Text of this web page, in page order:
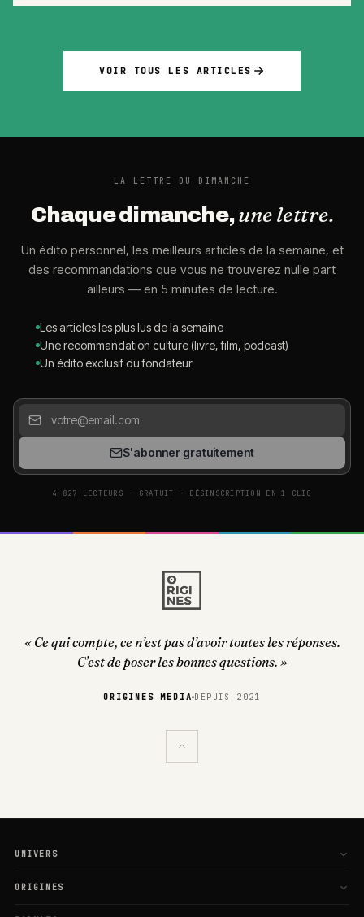
VOIR TOUS LES ARTICLES
LA LETTRE DU DIMANCHE
Chaque dimanche,une lettre.
Un édito personnel, les meilleurs articles de la semaine, et
des recommandations que vous ne trouverez nulle part
ailleurs — en 5 minutes de lecture.
Les articles les plus lus de la semaine
Une recommandation culture (livre, film, podcast)
Un édito exclusif du fondateur
S'abonner gratuitement
4 827 LECTEURS · GRATUIT · DÉSINSCRIPTION EN 1 CLIC
« Ce qui compte, ce n’est pas d’avoir toutes les réponses.
C’est de poser les bonnes questions. »
ORIGINES MEDIA DEPUIS 2021
UNIVERS
L'Esprit
Le Corps
ORIGINES